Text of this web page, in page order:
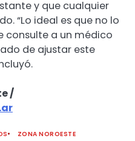
y que cualquier
“Lo ideal es que no lo
consulte a un médico
de ajustar este
/
ZONA NOROESTE